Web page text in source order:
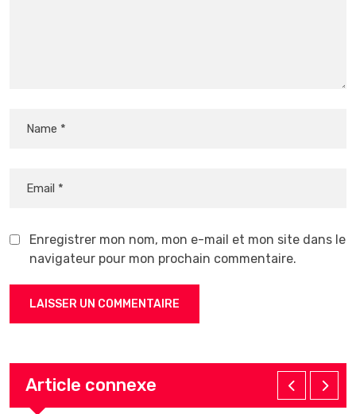
Enregistrer mon nom, mon e-mail et mon site dans le
navigateur pour mon prochain commentaire.
Article connexe